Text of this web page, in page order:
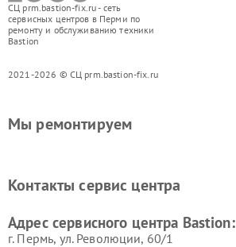
СЦ prm.bastion-fix.ru - сеть
сервисных центров в Перми по
ремонту и обслуживанию техники
Bastion
2021-2026 © СЦ prm.bastion-fix.ru
Мы ремонтируем
Контакты сервис центра
Адрес сервисного центра Bastion:
г. Пермь, ул. ​Революции, 60/1